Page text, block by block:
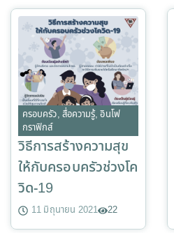
ครอบครัว, สื่อความรู้,อินโฟ
กราฟิกส์
วิธีการสร้างความสุข
ให้กับครอบครัวช่วงโค
วิด-19
11 มิถุนายน 2021 22